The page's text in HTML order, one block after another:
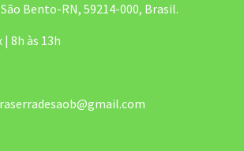
Bento-RN, 59214-000, Brasil.
| 8h às 13h